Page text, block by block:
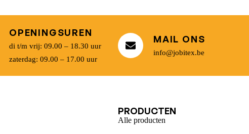
OPENINGSUREN
di t/m vrij: 09.00 – 18.30 uur
zaterdag: 09.00 – 17.00 uur
MAIL ONS
info@jobitex.be
PRODUCTEN
Alle producten